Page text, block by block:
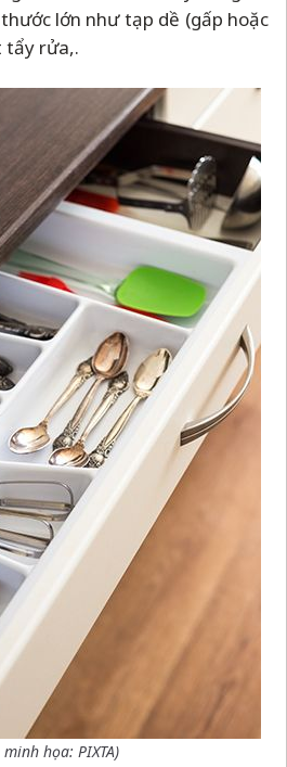
lớn như tạp dề (gấp hoặc
tẩy rửa,.
minh họa: PIXTA)